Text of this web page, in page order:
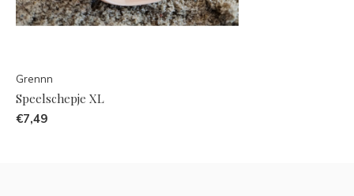
Grennn
Speelschepje XL
€7,49